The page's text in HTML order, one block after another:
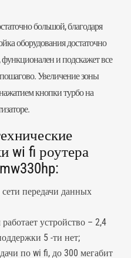
большой, благодаря
оборудования достаточно
и подскажет все
Увеличение зоны
кнопки турбо на
wi fi роутера
передачи данных
устройство – 2,4
5 -ти нет;
по wi fi, до 300 мегабит